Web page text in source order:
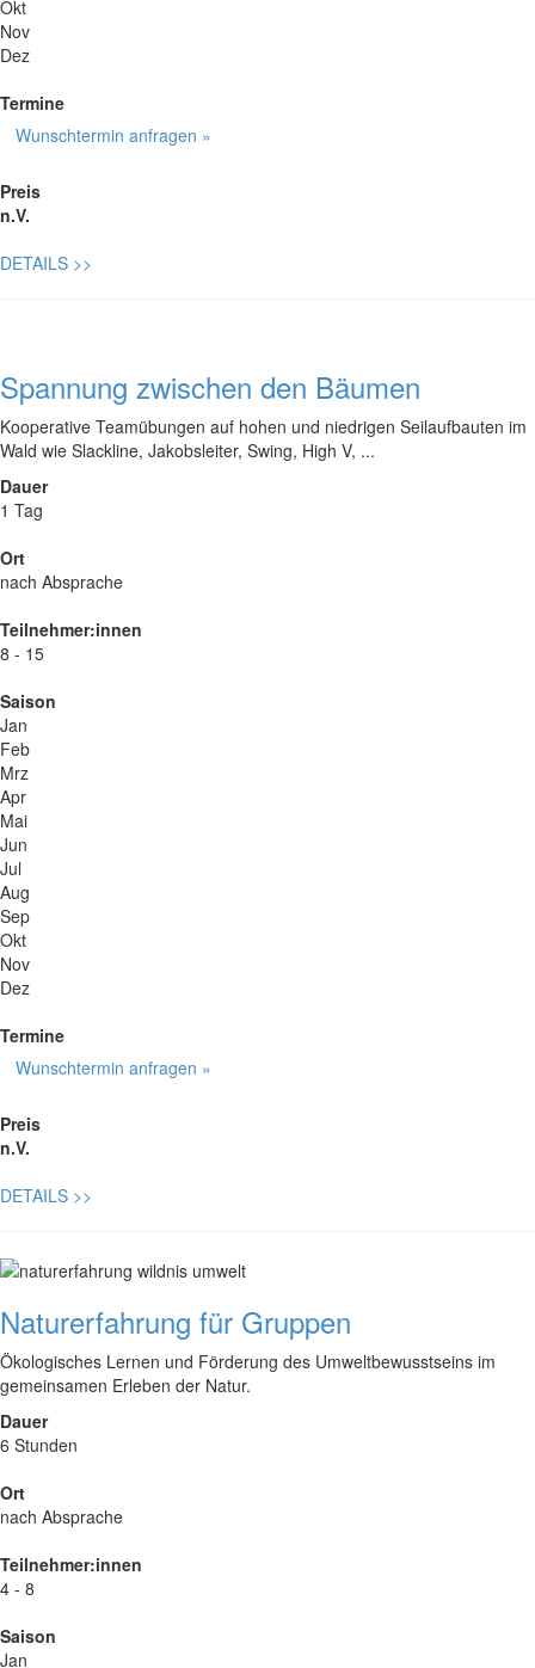
Okt
Nov
Dez
Termine
Wunschtermin anfragen »
Preis
n.V.
DETAILS >>
Spannung zwischen den Bäumen
Kooperative Teamübungen auf hohen und niedrigen Seilaufbauten im
Wald wie Slackline, Jakobsleiter, Swing, High V, ...
Dauer
1 Tag
Ort
nach Absprache
Teilnehmer:innen
8 - 15
Saison
Jan
Feb
Mrz
Apr
Mai
Jun
Jul
Aug
Sep
Okt
Nov
Dez
Termine
Wunschtermin anfragen »
Preis
n.V.
DETAILS >>
Naturerfahrung für Gruppen
Ökologisches Lernen und Förderung des Umweltbewusstseins im
gemeinsamen Erleben der Natur.
Dauer
6 Stunden
Ort
nach Absprache
Teilnehmer:innen
4 - 8
Saison
Jan